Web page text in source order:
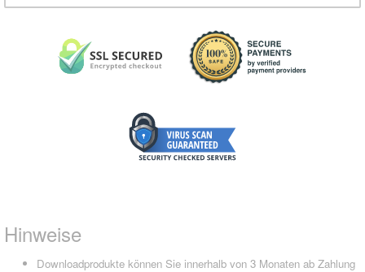
Hinweise
Downloadprodukte können Sie innerhalb von 3 Monaten ab Zahlung